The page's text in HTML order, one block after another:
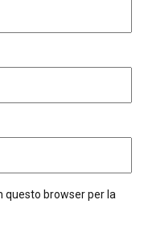
questo browser per la